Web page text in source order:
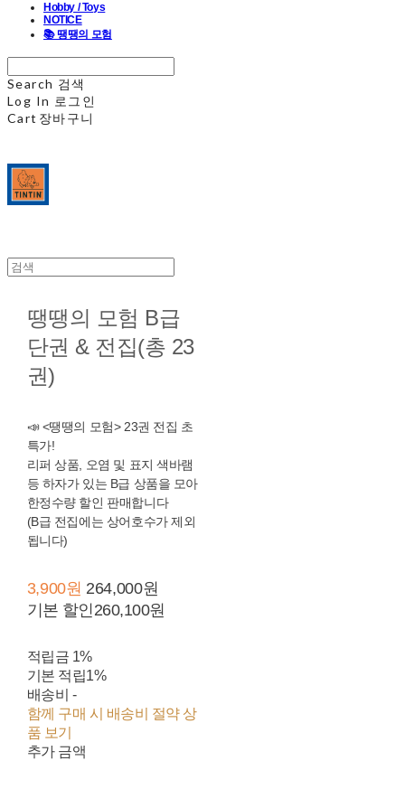
Hobby / Toys
NOTICE
📚 땡땡의 모험
Search 검색
Log In 로그인
Cart 장바구니
땡땡의 모험 B급
단권 & 전집(총 23
권)
📣 <땡땡의 모험> 23권 전집 초
특가!
리퍼 상품, 오염 및 표지 색바램
등 하자가 있는 B급 상품을 모아
한정수량 할인 판매합니다
(B급 전집에는 상어호수가 제외
됩니다)
3,900원 264,000원
기본 할인260,100원
적립금 1%
기본 적립1%
배송비 -
함께 구매 시 배송비 절약 상
품 보기
추가 금액